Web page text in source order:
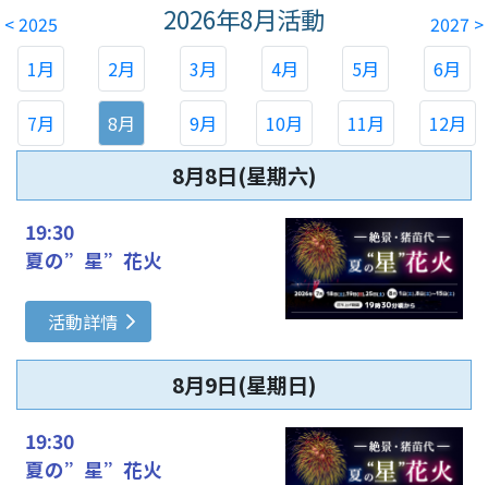
< 2025 2026年8月活動
2027 >
1月
2月 3月 4月 5月 6月
7月 8月 9月 10月 11月 12月
8月8日(星期六)
19:30
夏の”星”花火
活動詳情
8月9日(星期日)
19:30
夏の”星”花火